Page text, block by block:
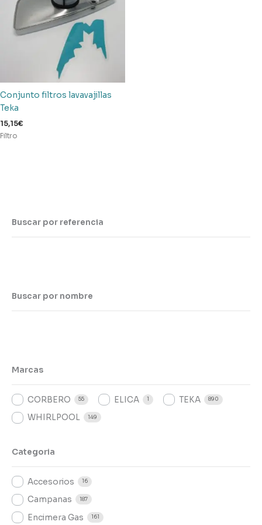
Buscar por referencia
Buscar por nombre
Marcas
CORBERO 55 ELICA 1 TEKA 890
WHIRLPOOL 149
Categoria
Accesorios 16
Campanas 187
Encimera Gas 161
Conjunto filtros lavavajillas
Teka
15,15€
Filtro